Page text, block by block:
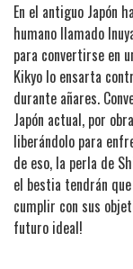
En el antiguo Japón
humano llamado
para convertirse en
Kikyo lo ensarta
durante añares.
Japón actual, por
liberándolo para
de eso, la perla de
el bestia tendrán
cumplir con sus
futuro ideal!